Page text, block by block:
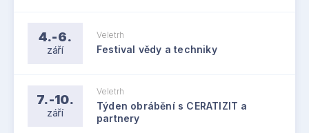
4.-6.
září
Veletrh
Festival vědy a techniky
7.-10.
září
Veletrh
Týden obrábění s CERATIZIT a
partnery